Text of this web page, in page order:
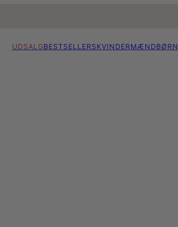
UDSALGBESTSELLERSKVINDERMÆNDBØRN